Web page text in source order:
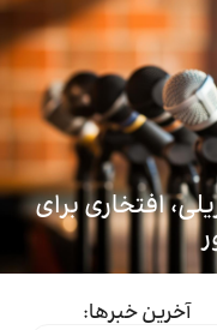
افتخاری برای
آخرین خبرها: